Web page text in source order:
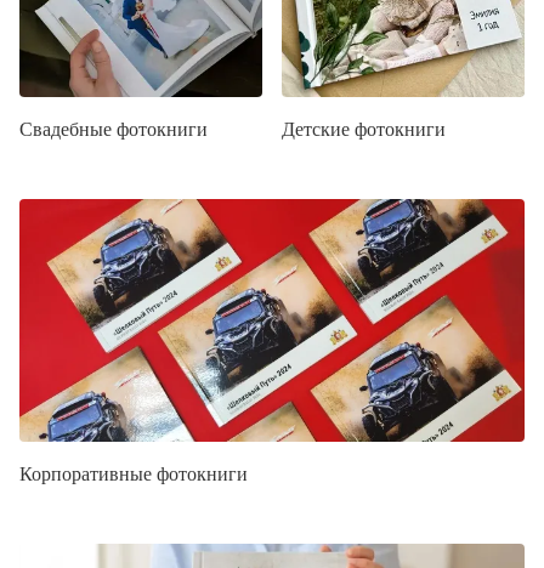
Свадебные фотокниги Детские фотокниги
Корпоративные фотокниги